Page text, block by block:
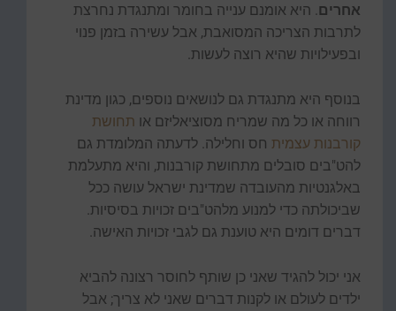
אחרים. היא אומנם ענייה בחומר ומתנגדת נחרצת
לתרבות הצריכה המסואבת, אבל עשירה בזמן פנוי
ובפעילויות שהיא רוצה לעשות.
בנוסף היא מתנגדת גם לנושאים נוספים, כגון מדינת
רווחה או כל מה שמריח מסוציאליזם או תחושת
קורבנות עצמית חס וחלילה. לדעתה המלומדת גם
להט"בים סובלים מתחושת קורבנות, והיא מתעלמת
באלגנטיות מהעובדה שמדינת ישראל עושה ככל
שביכולתה כדי למנוע מלהט"בים זכויות בסיסיות.
דברים דומים היא טוענת גם לגבי זכויות האישה.
אני יכול להגיד שאני כן שותף לחוסר רצונה להביא
ילדים לעולם או לקנות דברים שאני לא צריך; אבל